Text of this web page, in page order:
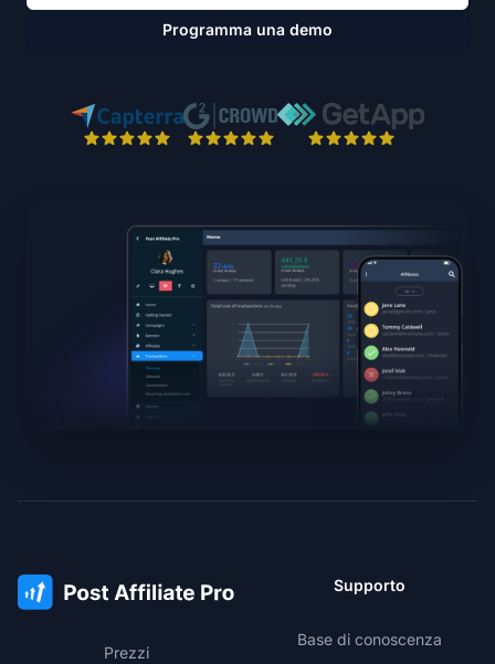
Programma una demo
Prezzi
Supporto
Base di conoscenza